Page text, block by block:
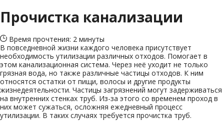
Прочистка канализации
Время прочтения: 2 минуты
В повседневной жизни каждого человека присутствует
необходимость утилизации различных отходов. Помогает в
этом канализационная система. Через неё уходит не только
грязная вода, но также различные частицы отходов. К ним
относятся остатки от пищи, волосы и другие продукты
жизнедеятельности. Частицы загрязнений могут задерживаться
на внутренних стенках труб. Из-за этого со временем проход в
них может сужаться, осложняя ежедневный процесс
утилизации. В таких случаях требуется прочистка труб.